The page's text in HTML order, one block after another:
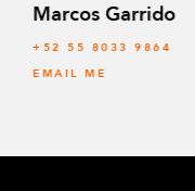
Marcos Garrido
+52 55 8033 9864
EMAIL ME